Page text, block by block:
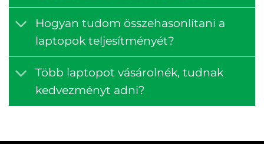
Hogyan tudom összehasonlítani a
laptopok teljesítményét?
Több laptopot vásárolnék, tudnak
kedvezményt adni?